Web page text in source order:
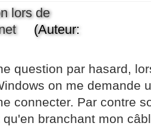
lors de
(Auteur:
question par hasard,
on me demande
connecter. Par contre
branchant mon